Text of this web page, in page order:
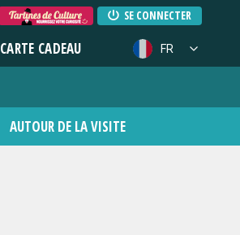
SE CONNECTER
CARTE CADEAU FR
AUTOUR DE LA VISITE